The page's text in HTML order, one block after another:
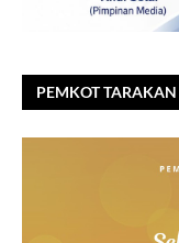
PEMKOT